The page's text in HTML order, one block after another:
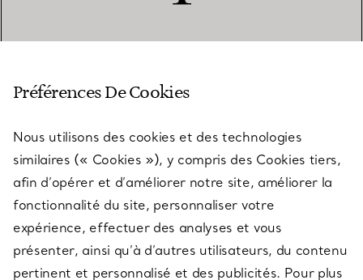
SERVICES
À PROPOS
QUESTIONS LÉGALES
Préférences De Cookies
Nous utilisons des cookies et des technologies
similaires (« Cookies »), y compris des Cookies tiers,
afin d’opérer et d’améliorer notre site, améliorer la
fonctionnalité du site, personnaliser votre
expérience, effectuer des analyses et vous
présenter, ainsi qu’à d’autres utilisateurs, du contenu
pertinent et personnalisé et des publicités. Pour plus